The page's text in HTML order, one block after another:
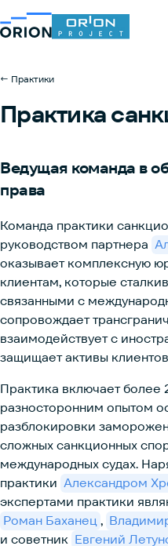
← Практики
Практика
Ведущая команда в
права
Команда практики
руководством партнера
оказывает комплексную
клиентам, которые
связанными с
сопровождает
взаимодействует с
защищает активы
Практика включает более
разносторонним опытом
разблокировки
сложных санкционных
международных судах.
практики Александром
экспертами практики
Роман Баханец,
и советник Евгений